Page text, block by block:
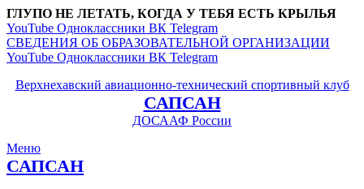
ГЛУПО НЕ ЛЕТАТЬ, КОГДА У ТЕБЯ ЕСТЬ КРЫЛЬЯ
YouTube Одноклассники ВК Telegram
СВЕДЕНИЯ ОБ ОБРАЗОВАТЕЛЬНОЙ ОРГАНИЗАЦИИ
YouTube Одноклассники ВК Telegram
Верхнехавский авиационно-технический спортивный клуб
САПСАН
ДОСААФ России
Меню
САПСАН